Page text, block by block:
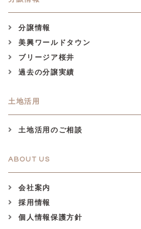
分譲情報
美興ワールドタウン
ブリージア桜井
過去の分譲実績
土地活用
土地活用のご相談
ABOUT US
会社案内
採用情報
個人情報保護方針